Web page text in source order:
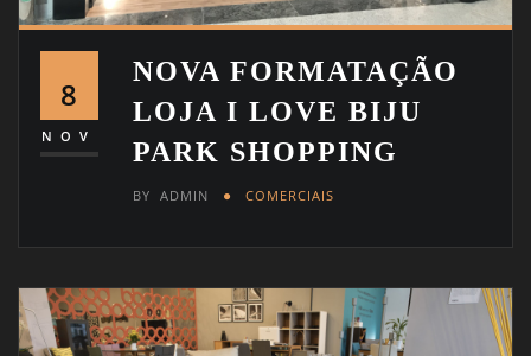
8
NOV
NOVA FORMATAÇÃO
LOJA I LOVE BIJU
PARK SHOPPING
BY ADMIN COMERCIAIS